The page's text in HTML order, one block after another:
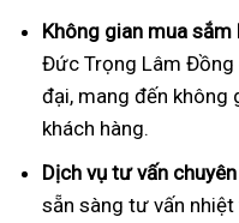
Không gian mua
Đức Trọng Lâm
đại, mang đến không
khách hàng.
Dịch vụ tư vấn
sẵn sàng tư vấn